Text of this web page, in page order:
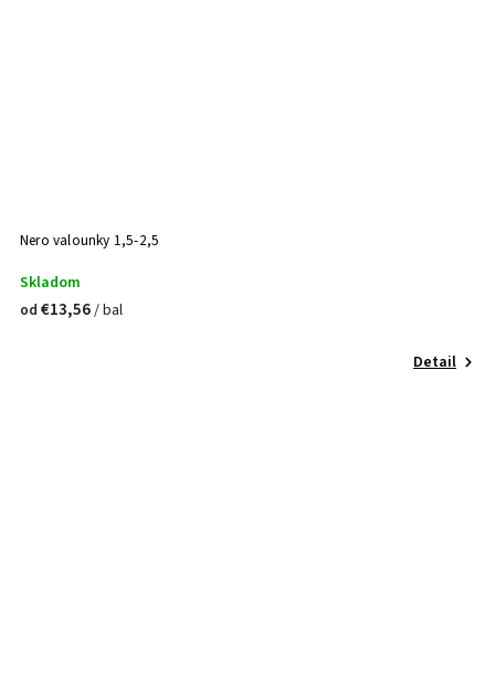
Nero valounky 1,5-2,5
Skladom
od €13,56/ bal
Detail